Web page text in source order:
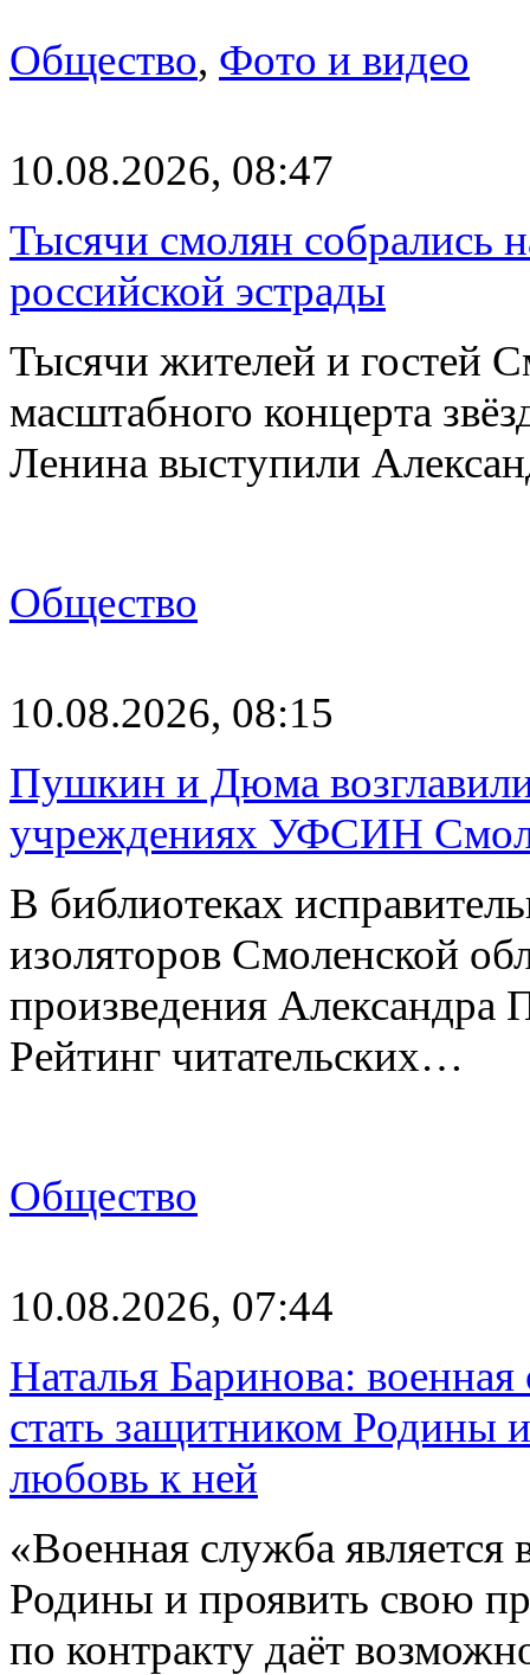
Общество, Фото и видео
10.08.2026, 08:47
Тысячи смолян собрались
российской эстрады
Тысячи жителей и гостей
масштабного концерта
Ленина выступили
Общество
10.08.2026, 08:15
Пушкин и Дюма
учреждениях УФСИН
В библиотеках
изоляторов Смоленской
произведения
Рейтинг читательских…
Общество
10.08.2026, 07:44
Наталья Баринова:
стать защитником Родины
любовь к ней
«Военная служба
Родины и проявить свою
по контракту даёт